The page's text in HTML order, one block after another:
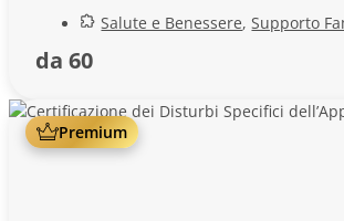
Salute e Benessere,Supporto
da 60
Premium